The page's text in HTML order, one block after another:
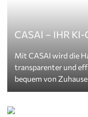
CASAI – IHR KI-
Mit CASAI wird die
transparenter und
bequem von